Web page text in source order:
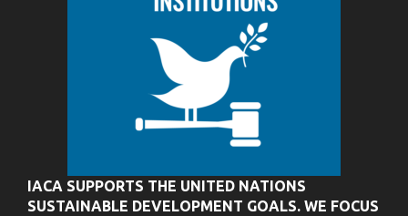
IACA SUPPORTS THE UNITED NATIONS
SUSTAINABLE DEVELOPMENT GOALS. WE FOCUS